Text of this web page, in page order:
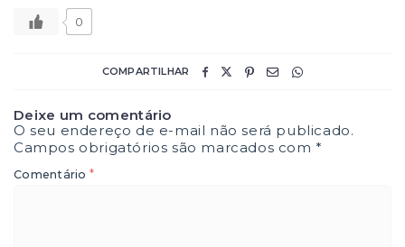
0
COMPARTILHAR
Deixe um comentário
O seu endereço de e-mail não será publicado.
Campos obrigatórios são marcados com*
Comentário *